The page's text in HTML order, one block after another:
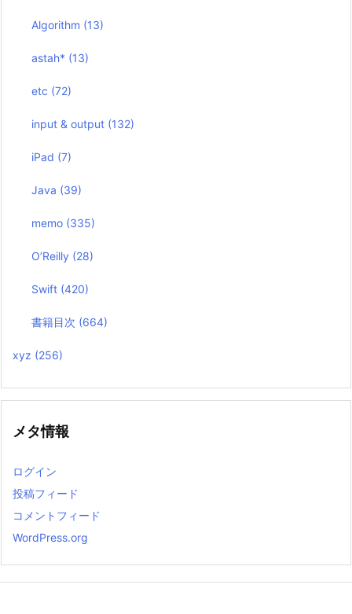
Algorithm (13)
astah* (13)
etc (72)
input & output (132)
iPad (7)
Java (39)
memo (335)
O’Reilly (28)
Swift (420)
書籍目次 (664)
xyz (256)
メタ情報
ログイン
投稿フィード
コメントフィード
WordPress.org